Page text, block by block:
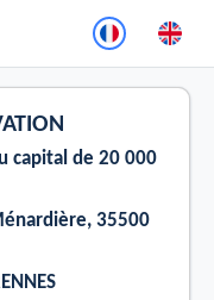
capital de 20 000
35500